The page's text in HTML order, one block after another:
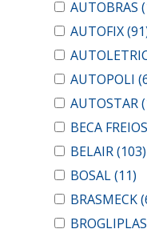
AUTOBRAS
AUTOFIX
AUTOPOLI
AUTOSTAR
BECA FREIOS
BELAIR(103)
BOSAL(11)
BRASMECK